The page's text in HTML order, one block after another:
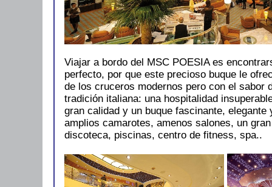
Viajar a bordo del MSC POESIA es
perfecto, por que este precioso buque le
de los cruceros modernos pero con el sabor
tradición italiana: una hospitalidad
gran calidad y un buque fascinante, elegante
amplios camarotes, amenos salones, un
discoteca, piscinas, centro de fitness, spa..